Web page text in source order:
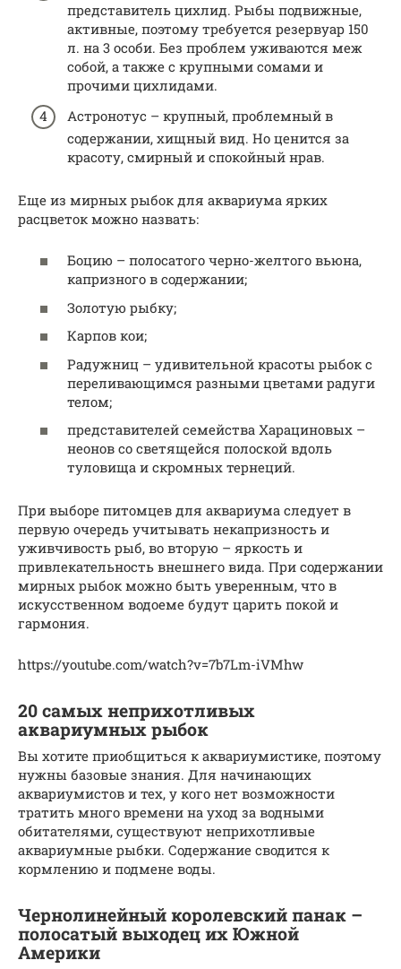
представитель цихлид. Рыбы подвижные,
активные, поэтому требуется резервуар 150
л. на 3 особи. Без проблем уживаются меж
собой, а также с крупными сомами и
прочими цихлидами.
Астронотус – крупный, проблемный в
содержании, хищный вид. Но ценится за
красоту, смирный и спокойный нрав.
Еще из мирных рыбок для аквариума ярких
расцветок можно назвать:
Боцию – полосатого черно-желтого вьюна,
капризного в содержании;
Золотую рыбку;
Карпов кои;
Радужниц – удивительной красоты рыбок с
переливающимся разными цветами радуги
телом;
представителей семейства Харациновых –
неонов со светящейся полоской вдоль
туловища и скромных тернеций.
При выборе питомцев для аквариума следует в
первую очередь учитывать некапризность и
уживчивость рыб, во вторую – яркость и
привлекательность внешнего вида. При содержании
мирных рыбок можно быть уверенным, что в
искусственном водоеме будут царить покой и
гармония.
https://youtube.com/watch?v=7b7Lm-iVMhw
20 самых неприхотливых
аквариумных рыбок
Вы хотите приобщиться к аквариумистике, поэтому
нужны базовые знания. Для начинающих
аквариумистов и тех, у кого нет возможности
тратить много времени на уход за водными
обитателями, существуют неприхотливые
аквариумные рыбки. Содержание сводится к
кормлению и подмене воды.
Чернолинейный королевский панак –
полосатый выходец их Южной
Америки